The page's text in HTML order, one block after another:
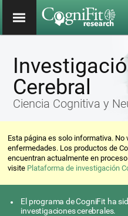
Cerebral
Ciencia Cognitiva y
Esta página es solo informativa.
enfermedades. Los productos de
encuentran actualmente en
visite Plataforma de investigación
El programa de CogniFit ha
investigaciones cerebrales.